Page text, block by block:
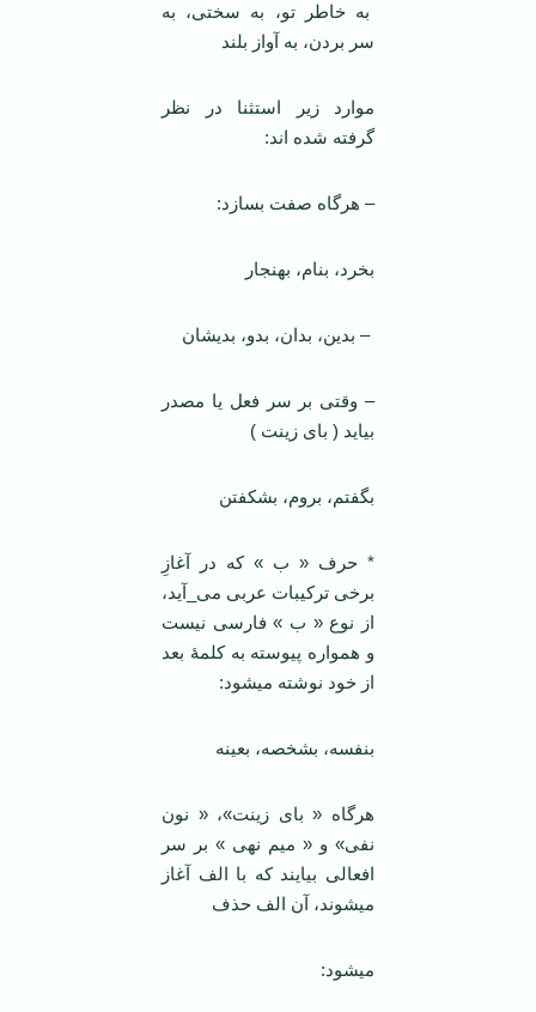
به خاطر تو، به سختی، به
سر بردن، به آواز بلند
موارد زیر استثنا در نظر
گرفته شده اند:
– هرگاه صفت بسازد:
بخرد، بنام، بهنجار
– بدین، بدان، بدو، بدیشان
– وقتی بر سر فعل یا مصدر
بیاید ( بای زینت )
بگفتم، بروم، بشکفتن
* حرف « ب » که در آغازِ
برخی ترکیبات عربی می_آید،
از نوع « ب » فارسی نیست
و همواره پیوسته به کلمۀ بعد
از خود نوشته می­شود:
بنفسه، بشخصه، بعینه
هرگاه « بای زینت»، « نون
نفی» و « میم نهی » بر سر
افعالی بیایند که با الف آغاز
می­شوند، آن الف حذف
می­شود: